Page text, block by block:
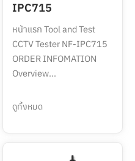
IPC715
หน้าแรก Tool and Test
CCTV Tester NF-IPC715
ORDER INFOMATION
Overview...
ดูทั้งหมด